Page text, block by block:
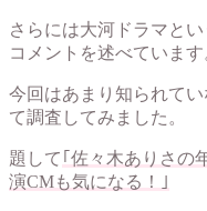
さらには大河ドラマと
コメントを述べています
今回はあまり知られて
て調査してみました。
題して ｢佐々木ありさの
演CMも気になる！｣